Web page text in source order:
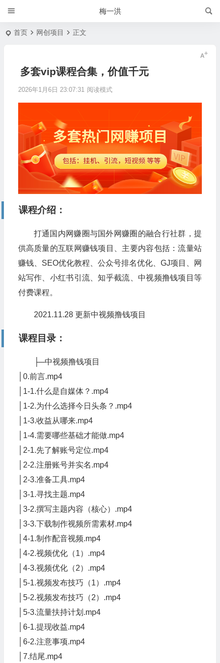
梅一洪
首页 网创项目 正文
多套vip课程合集，价值千元
2026年1月6日 23:07:31 阅读模式
课程介绍：
打通国内网赚圈与国外网赚圈的融合行社群，提
供高质量的互联网赚钱项目、主要内容包括：流量站
赚钱、SEO优化教程、公众号排名优化、GJ项目、网
站写作、小红书引流、知乎截流、中视频撸钱项目等
付费课程。
2021.11.28 更新中视频撸钱项目
课程目录：
├─中视频撸钱项目
│0.前言.mp4
│1-1.什么是自媒体？.mp4
│1-2.为什么选择今日头条？.mp4
│1-3.收益从哪来.mp4
│1-4.需要哪些基础才能做.mp4
│2-1.先了解账号定位.mp4
│2-2.注册账号并实名.mp4
│2-3.准备工具.mp4
│3-1.寻找主题.mp4
│3-2.撰写主题内容（核心）.mp4
│3-3.下载制作视频所需素材.mp4
│4-1.制作配音视频.mp4
│4-2.视频优化（1）.mp4
│4-3.视频优化（2）.mp4
│5-1.视频发布技巧（1）.mp4
│5-2.视频发布技巧（2）.mp4
│5-3.流量扶持计划.mp4
│6-1.提现收益.mp4
│6-2.注意事项.mp4
│7.结尾.mp4